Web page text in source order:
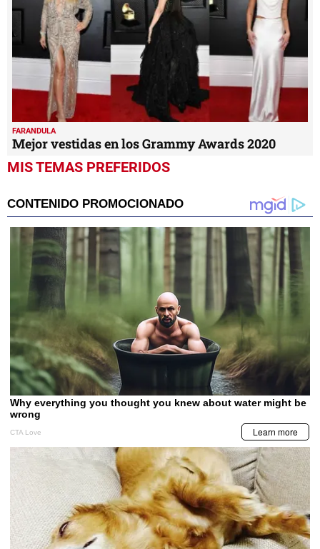
FARANDULA
Mejor vestidas en los Grammy Awards 2020
MIS TEMAS PREFERIDOS